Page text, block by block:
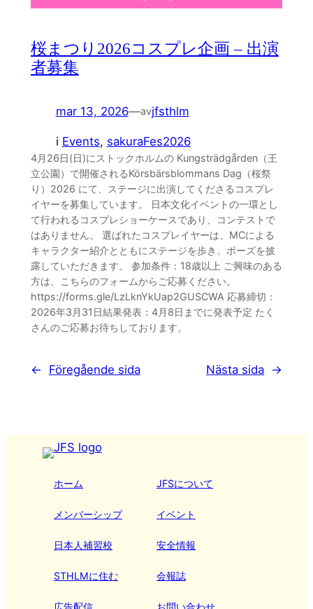
桜まつり2026コスプレ企画 – 出演
者募集
mar 13, 2026—avjfsthlm
i Events, sakuraFes2026
4月26日(日)にストックホルムの Kungsträdgården（王
立公園）で開催されるKörsbärsblommans Dag（桜祭
り）2026 にて、ステージに出演してくださるコスプレ
イヤーを募集しています。 日本文化イベントの一環とし
て行われるコスプレショーケースであり、コンテストで
はありません。 選ばれたコスプレイヤーは、MCによる
キャラクター紹介とともにステージを歩き、ポーズを披
露していただきます。 参加条件：18歳以上 ご興味のある
方は、こちらのフォームからご応募ください。
https://forms.gle/LzLknYkUap2GUSCWA 応募締切：
2026年3月31日結果発表：4月8日までに発表予定 たく
さんのご応募お待ちしております。
← Föregående sida Nästa sida →
ホーム
メンバーシップ
日本人補習校
STHLMに住む
広告配信
JFSについて
イベント
安全情報
会報誌
お問い合わせ